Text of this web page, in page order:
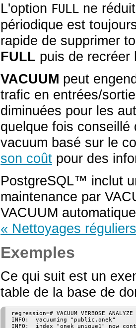
L'option FULL ne
périodique est
rapide de supprimer
FULL puis de recréer
VACUUM peut
trafic en entrées/
diminuées pour les
quelque fois
vacuum basé sur le
son coût pour des
PostgreSQL™ inclut
maintenance par
VACUUM
« Nettoyages
Exemples
Ce qui suit est un
table de la base de
regression=# VACUUM VERBOSE
INFO:  vacuuming "public.onek"
INFO:  index "onek_unique1" now